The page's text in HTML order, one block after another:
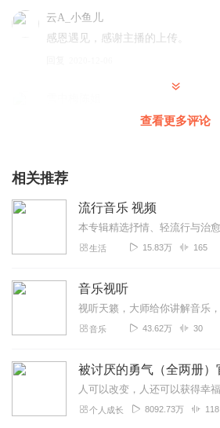
云A_小鱼儿
感恩遇见，感谢主播的上传。
感谢老师的分享，很受益，很好听
听友337778791
听了音乐对失眠完全无效
2022-03-18
查看更多评论
相关推荐
流行音乐 视频
生活 15.83万 165
音乐视听
音乐 43.62万 30
个人成长 8092.73万 118